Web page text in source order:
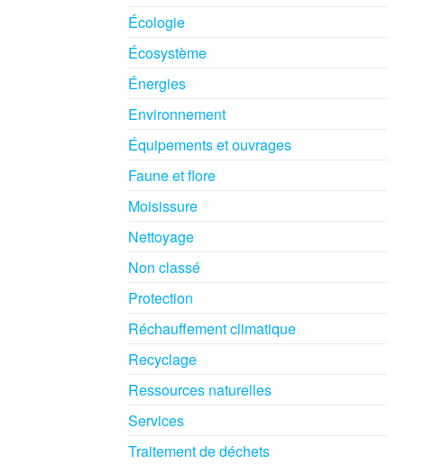
Écologie
Écosystème
Énergies
Environnement
Équipements et ouvrages
Faune et flore
Moisissure
Nettoyage
Non classé
Protection
Réchauffement climatique
Recyclage
Ressources naturelles
Services
Traitement de déchets